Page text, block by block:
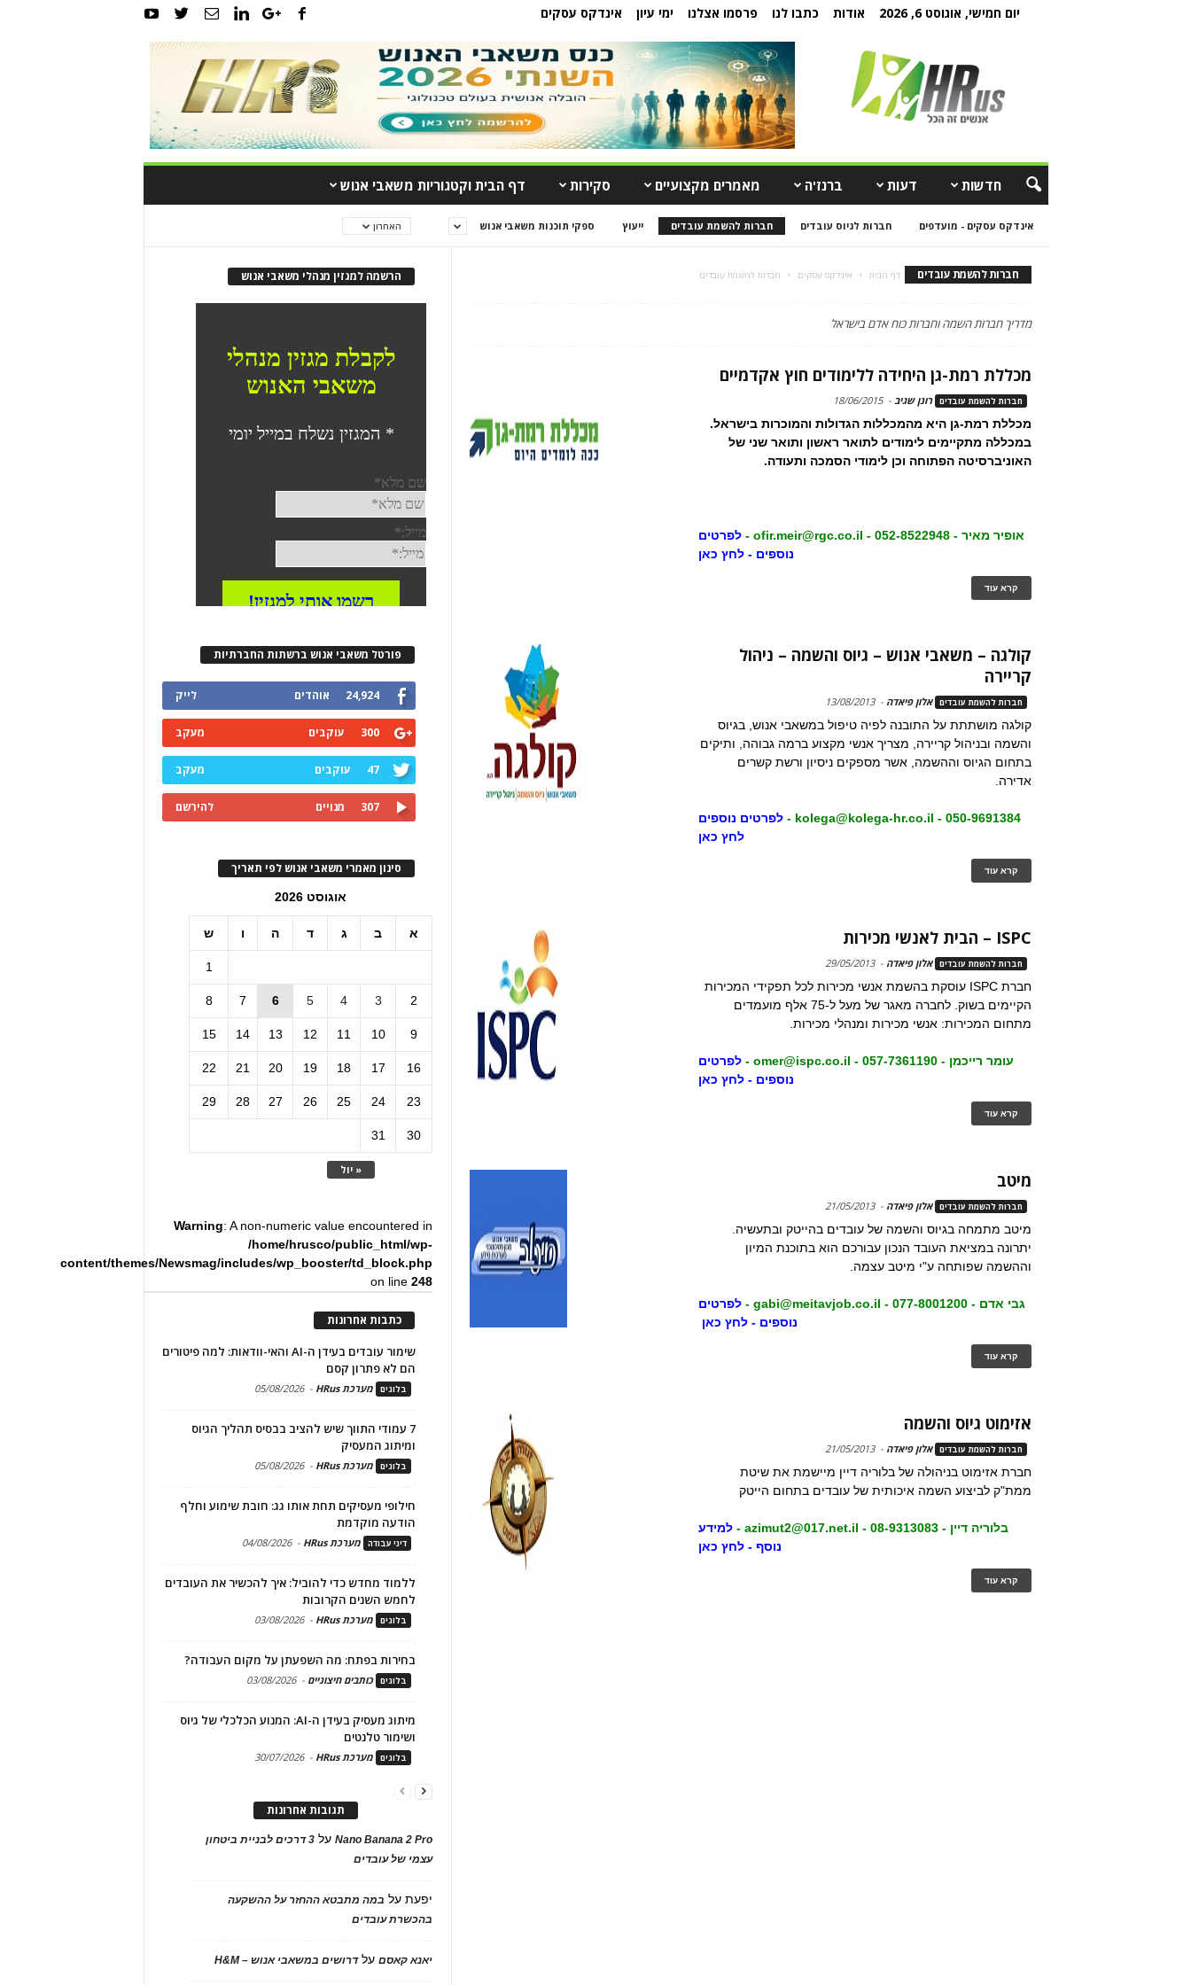
יום חמישי, אוגוסט 6, 2026 אודות כתבו לנו פרסמו אצלנו ימי עיון אינדקס עסקים
חדשות דעות ברנז'ה מאמרים מקצועיים סקירות דף הבית וקטגוריות משאבי אנוש
אינדקס עסקים - מועדפים חברות לגיוס עובדים חברות להשמת עובדים ייעוץ ספקי תוכנות משאבי אנוש האחרון
חברות להשמת עובדים דף הבית אינדקס עסקים חברות להשמת עובדים
מדריך חברות השמה וחברות כוח אדם בישראל
מכללת רמת-גן היחידה ללימודים חוץ אקדמיים
חברות להשמת עובדים רונן שגיב -
18/06/2015
מכללת רמת-גן היא מהמכללות הגדולות והמוכרות בישראל.
במכללה מתקיימים לימודים לתואר ראשון ותואר שני של
האוניברסיטה הפתוחה וכן לימודי הסמכה ותעודה.
אופיר מאיר - 052-8522948 - ofir.meir@rgc.co.il -
לפרטים
נוספים - לחץ כאן
קרא עוד
קולגה – משאבי אנוש – גיוס והשמה – ניהול
קריירה
חברות להשמת עובדים אלון פיאדה -
13/08/2013
קולגה מושתתת על התובנה לפיה טיפול במשאבי אנוש, בגיוס
והשמה ובניהול קריירה, מצריך אנשי מקצוע ברמה גבוהה, ותיקים
בתחום הגיוס וההשמה, אשר מספקים ניסיון ורשת קשרים
אדירה.
050-9691384 - kolega@kolega-hr.co.il -
לפרטים נוספים
לחץ כאן
קרא עוד
ISPC – הבית לאנשי מכירות
חברות להשמת עובדים אלון פיאדה -
29/05/2013
חברת ISPC עוסקת בהשמת אנשי מכירות לכל תפקידי המכירות
הקיימים בשוק. לחברה מאגר של מעל ל-75 אלף מועמדים
מתחום המכירות: אנשי מכירות ומנהלי מכירות.
עומר רייכמן - 057-7361190 - omer@ispc.co.il -
לפרטים
נוספים - לחץ כאן
קרא עוד
מיטב
חברות להשמת עובדים אלון פיאדה -
21/05/2013
מיטב מתמחה בגיוס והשמה של עובדים בהייטק ובתעשיה.
יתרונה במציאת העובד הנכון עבורכם הוא בתוכנת המיון
וההשמה שפותחה ע"י מיטב עצמה.
גבי אדם - 077-8001200 - gabi@meitavjob.co.il
-לפרטים
נוספים - לחץ כאן
קרא עוד
אזימוט גיוס והשמה
חברות להשמת עובדים אלון פיאדה -
21/05/2013
חברת אזימוט בניהולה של בלוריה דיין מיישמת את שיטת
ממת"ק לביצוע השמה איכותית של עובדים בתחום הייטק
בלוריה דיין - 08-9313083 - azimut2@017.net.il
-למידע
נוסף - לחץ כאן
קרא עוד
הרשמה למגזין מנהלי משאבי אנוש
פורטל משאבי אנוש ברשתות החברתיות
24,924 אוהדים לייק
300 עוקבים מעקב
47 עוקבים מעקב
307 מנויים להירשם
סינון מאמרי משאבי אנוש לפי תאריך
אוגוסט 2026
א ב ג ד ה ו ש
« יול
1
2
3
4
5
6
7
8
9
10
11
12
13
14
15
16
17
18
19
20
21
22
23
24
25
26
27
28
29
30
31
Warning: A non-numeric value encountered in
/home/hrusco/public_html/wp-
content/themes/Newsmag/includes/wp_booster/td_block.php
on line248
כתבות אחרונות
שימור עובדים בעידן ה-AI והאי-וודאות: למה פיטורים
הם לא פתרון קסם
בלוגים מערכת HRus -
05/08/2026
7 עמודי התווך שיש להציב בבסיס תהליך הגיוס
ומיתוג המעסיק
בלוגים מערכת HRus -
05/08/2026
חילופי מעסיקים תחת אותו גג: חובת שימוע וחלף
הודעה מוקדמת
דיני עבודה מערכת HRus -
04/08/2026
ללמוד מחדש כדי להוביל: איך להכשיר את העובדים
לחמש השנים הקרובות
בלוגים מערכת HRus -
03/08/2026
בחירות בפתח: מה השפעתן על מקום העבודה?
בלוגים כותבים חיצוניים -
03/08/2026
מיתוג מעסיק בעידן ה-AI: המנוע הכלכלי של גיוס
ושימור טלנטים
בלוגים מערכת HRus -
30/07/2026
תגובות אחרונות
Nano Banana 2 Proעל
3 דרכים לבניית ביטחון
עצמי של עובדים
יפעתעל במה מתבטא ההחזר על ההשקעה
בהכשרת עובדים
יאנא קאסםעלדרושים במשאבי אנוש – H&M